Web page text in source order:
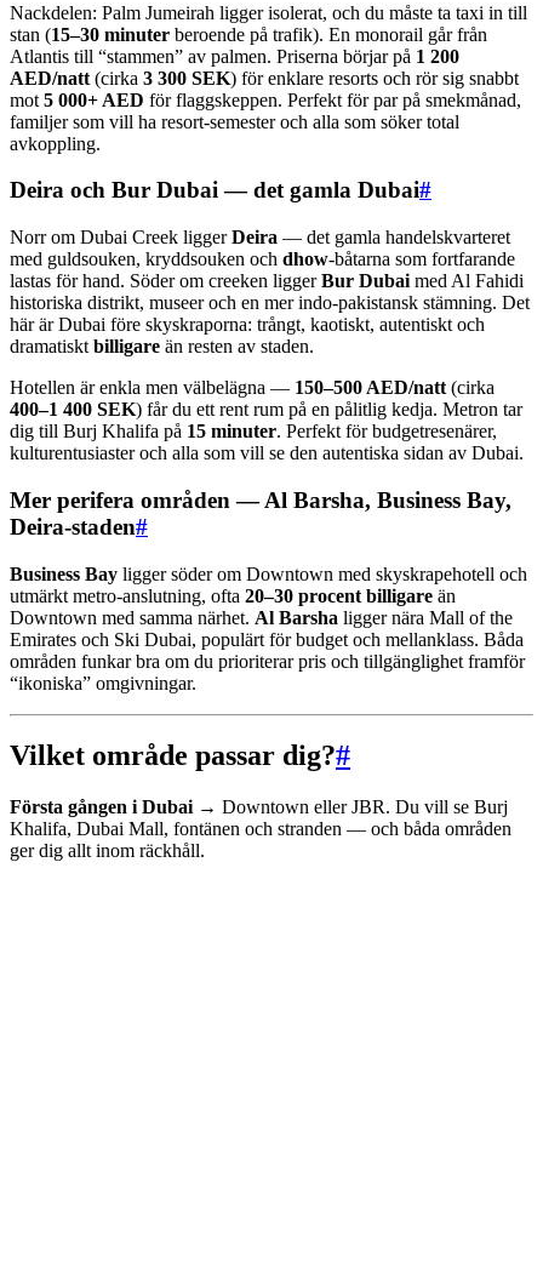
Nackdelen: Palm Jumeirah ligger isolerat, och du måste ta taxi in till
stan (15–30 minuter beroende på trafik). En monorail går från
Atlantis till “stammen” av palmen. Priserna börjar på 1 200
AED/natt (cirka 3 300 SEK) för enklare resorts och rör sig snabbt
mot 5 000+ AED för flaggskeppen. Perfekt för par på smekmånad,
familjer som vill ha resort-semester och alla som söker total
avkoppling.
Deira och Bur Dubai — det gamla Dubai#
Norr om Dubai Creek liggerDeira — det gamla handelskvarteret
med guldsouken, kryddsouken och dhow-båtarna som fortfarande
lastas för hand. Söder om creeken liggerBur Dubai med Al Fahidi
historiska distrikt, museer och en mer indo-pakistansk stämning. Det
här är Dubai före skyskraporna: trångt, kaotiskt, autentiskt och
dramatiskt billigare än resten av staden.
Hotellen är enkla men välbelägna — 150–500 AED/natt (cirka
400–1 400 SEK) får du ett rent rum på en pålitlig kedja. Metron tar
dig till Burj Khalifa på 15 minuter. Perfekt för budgetresenärer,
kulturentusiaster och alla som vill se den autentiska sidan av Dubai.
Mer perifera områden — Al Barsha, Business Bay,
Deira-staden#
Business Bay ligger söder om Downtown med skyskrapehotell och
utmärkt metro-anslutning, ofta 20–30 procent billigare än
Downtown med samma närhet. Al Barsha ligger nära Mall of the
Emirates och Ski Dubai, populärt för budget och mellanklass. Båda
områden funkar bra om du prioriterar pris och tillgänglighet framför
“ikoniska” omgivningar.
Vilket område passar dig?#
Första gången i Dubai → Downtown eller JBR. Du vill se Burj
Khalifa, Dubai Mall, fontänen och stranden — och båda områden
ger dig allt inom räckhåll.